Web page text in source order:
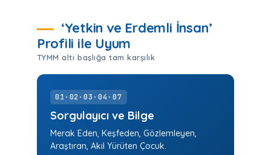
‘Yetkin ve Erdemli İnsan’
Profili ile Uyum
TYMM altı başlığa tam karşılık
01·02·03·04·07
Sorgulayıcı ve Bilge
Merak Eden, Keşfeden, Gözlemleyen,
Araştıran, Akıl Yürüten Çocuk.